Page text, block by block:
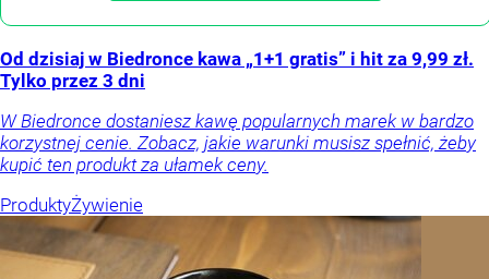
Od dzisiaj w Biedronce kawa „1+1 gratis” i hit za 9,99 zł.
Tylko przez 3 dni
W Biedronce dostaniesz kawę popularnych marek w bardzo
korzystnej cenie. Zobacz, jakie warunki musisz spełnić, żeby
kupić ten produkt za ułamek ceny.
ProduktyŻywienie